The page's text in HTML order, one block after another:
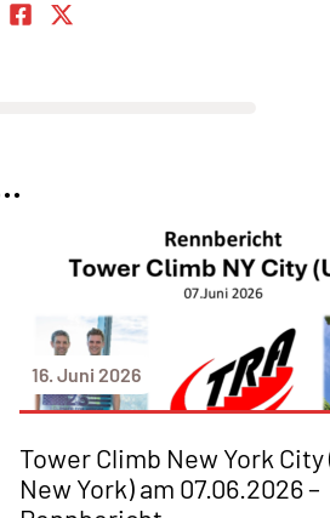
16. Juni 2026
Tower Climb New York City
New York) am 07.06.2026 –